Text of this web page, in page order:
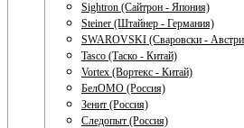
Sightron (Сайтрон - Япония)
Steiner (Штайнер - Германия)
SWAROVSKI (Сваровски -
Tasco (Таско - Китай)
Vortex (Вортекс - Китай)
БелОМО (Россия)
Зенит (Россия)
Следопыт (Россия)